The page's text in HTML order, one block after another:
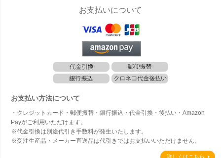
お支払いについて
お支払い方法について
・クレジットカード・郵便振替・銀行振込・代金引換・後払い・Amazon
Payがご利用いただけます。
※代金引換は別途代引き手数料が発生いたします。
※受注生産品・メーカー直送品は代引きではお支払いいただけません。
詳しくはこちら